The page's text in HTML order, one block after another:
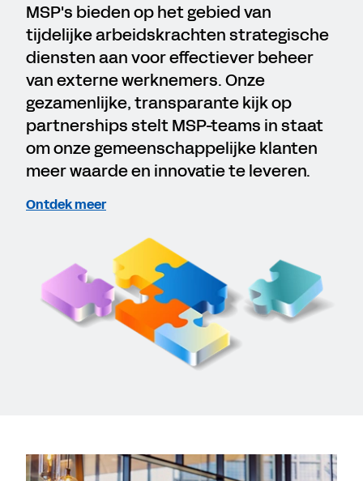
MSP's bieden op het gebied van
tijdelijke arbeidskrachten strategische
diensten aan voor effectiever beheer
van externe werknemers. Onze
gezamenlijke, transparante kijk op
partnerships stelt MSP-teams in staat
om onze gemeenschappelijke klanten
meer waarde en innovatie te leveren.
Ontdek meer